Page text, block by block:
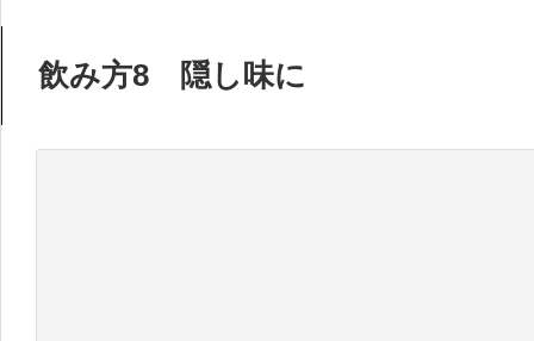
飲み方8 隠し味に